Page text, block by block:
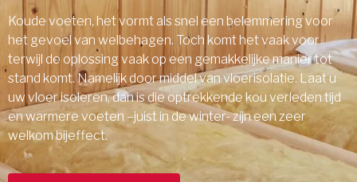
Koude voeten, het vormt als snel een belemmering voor
het gevoel van welbehagen. Toch komt het vaak voor
terwijl de oplossing vaak op een gemakkelijke manier tot
stand komt. Namelijk door middel van vloerisolatie. Laat u
uw vloer isoleren, dan is die optrekkende kou verleden tijd
en warmere voeten –juist in de winter- zijn een zeer
welkom bijeffect.